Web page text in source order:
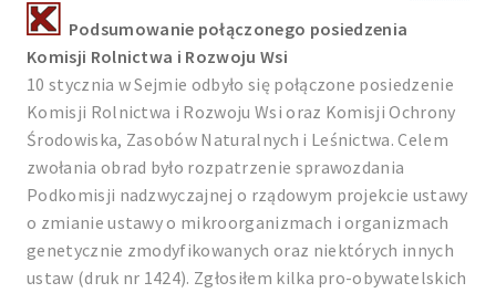
Podsumowanie połączonego posiedzenia
Komisji Rolnictwa i Rozwoju Wsi
10 stycznia w Sejmie odbyło się połączone posiedzenie
Komisji Rolnictwa i Rozwoju Wsi oraz Komisji Ochrony
Środowiska, Zasobów Naturalnych i Leśnictwa. Celem
zwołania obrad było rozpatrzenie sprawozdania
Podkomisji nadzwyczajnej o rządowym projekcie ustawy
o zmianie ustawy o mikroorganizmach i organizmach
genetycznie zmodyfikowanych oraz niektórych innych
ustaw (druk nr 1424). Zgłosiłem kilka pro-obywatelskich